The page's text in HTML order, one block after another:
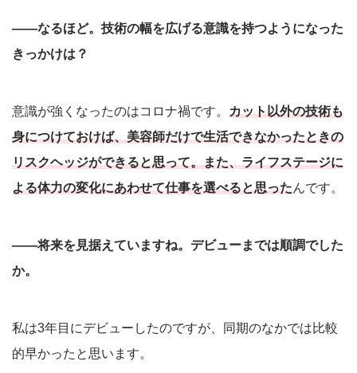
――なるほど。技術の幅を広げる意識を持つようになった
きっかけは？
意識が強くなったのはコロナ禍です。 カット以外の技術も
身につけておけば、美容師だけで生活できなかったときの
リスクヘッジができると思って。また、ライフステージに
よる体力の変化にあわせて仕事を選べると思ったんです。
――将来を見据えていますね。デビューまでは順調でした
か。
私は3年目にデビューしたのですが、同期のなかでは比較
的早かったと思います。